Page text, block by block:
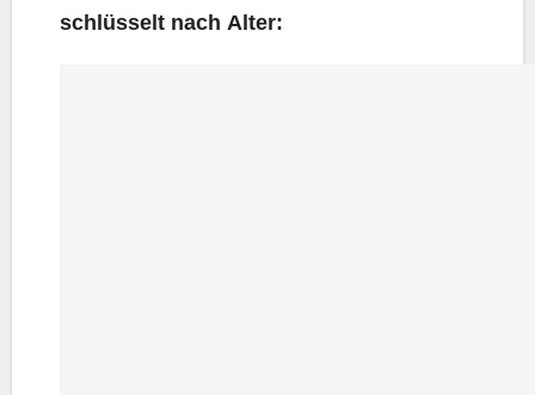
schlüs­selt nach Alter: